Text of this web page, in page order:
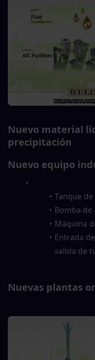
Nuevo material
precipitación
Nuevo equipo
Tanque
Bomba
Máquina
Entrada
salida de
Nuevas plantas